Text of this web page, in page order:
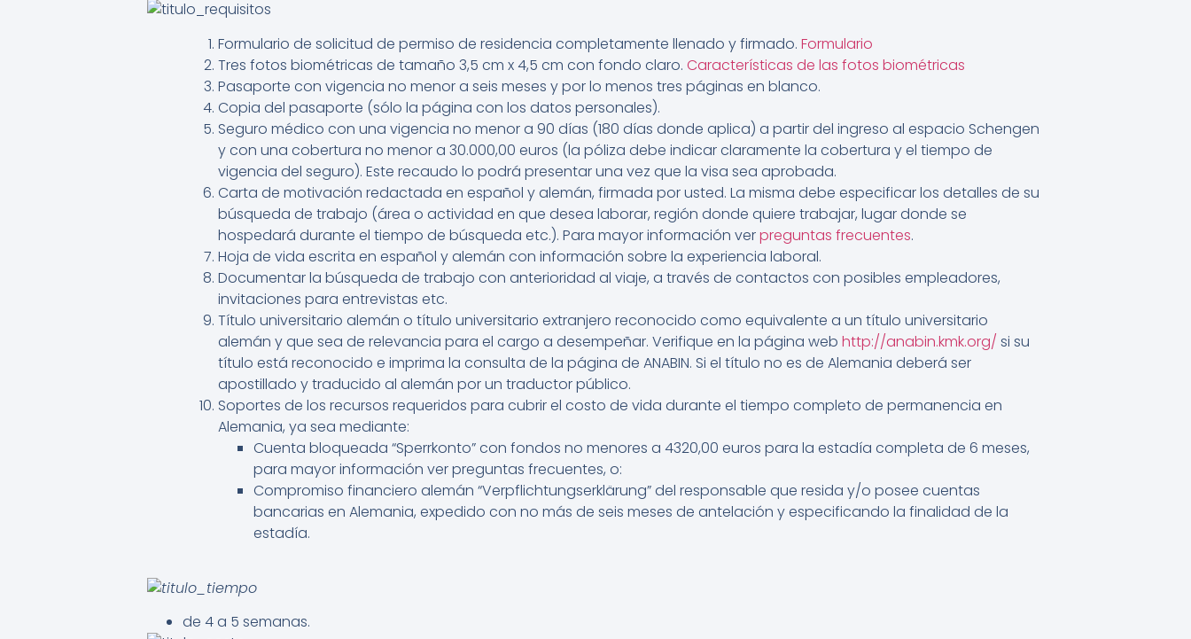
Formulario de solicitud de permiso de residencia completamente llenado y firmado. Formulario
Tres fotos biométricas de tamaño 3,5 cm x 4,5 cm con fondo claro. Características de las fotos biométricas
Pasaporte con vigencia no menor a seis meses y por lo menos tres páginas en blanco.
Copia del pasaporte (sólo la página con los datos personales).
Seguro médico con una vigencia no menor a 90 días (180 días donde aplica) a partir del ingreso al espacio Schengen
y con una cobertura no menor a 30.000,00 euros (la póliza debe indicar claramente la cobertura y el tiempo de
vigencia del seguro). Este recaudo lo podrá presentar una vez que la visa sea aprobada.
Carta de motivación redactada en español y alemán, firmada por usted. La misma debe especificar los detalles de su
búsqueda de trabajo (área o actividad en que desea laborar, región donde quiere trabajar, lugar donde se
hospedará durante el tiempo de búsqueda etc.). Para mayor información verpreguntas frecuentes.
Hoja de vida escrita en español y alemán con información sobre la experiencia laboral.
Documentar la búsqueda de trabajo con anterioridad al viaje, a través de contactos con posibles empleadores,
invitaciones para entrevistas etc.
Título universitario alemán o título universitario extranjero reconocido como equivalente a un título universitario
alemán y que sea de relevancia para el cargo a desempeñar. Verifique en la página web http://anabin.kmk.org/si su
título está reconocido e imprima la consulta de la página de ANABIN. Si el título no es de Alemania deberá ser
apostillado y traducido al alemán por un traductor público.
Soportes de los recursos requeridos para cubrir el costo de vida durante el tiempo completo de permanencia en
Alemania, ya sea mediante:
Cuenta bloqueada “Sperrkonto” con fondos no menores a 4320,00 euros para la estadía completa de 6 meses,
para mayor información ver preguntas frecuentes, o:
Compromiso financiero alemán “Verpflichtungserklärung” del responsable que resida y/o posee cuentas
bancarias en Alemania, expedido con no más de seis meses de antelación y especificando la finalidad de la
estadía.
de 4 a 5 semanas.